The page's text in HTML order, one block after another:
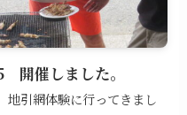
催しました。
引網体験に行ってきまし